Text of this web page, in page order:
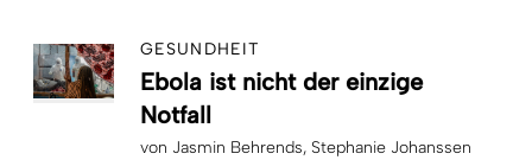
GESUNDHEIT
Ebola ist nicht der einzige
Notfall
von Jasmin Behrends Stephanie Johanssen